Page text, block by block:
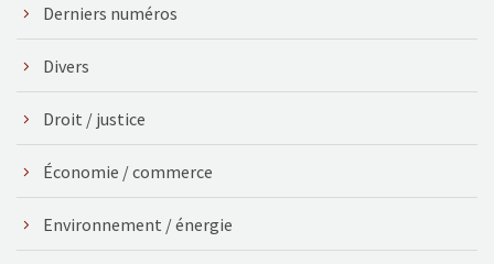
Derniers numéros
Divers
Droit / justice
Économie / commerce
Environnement / énergie